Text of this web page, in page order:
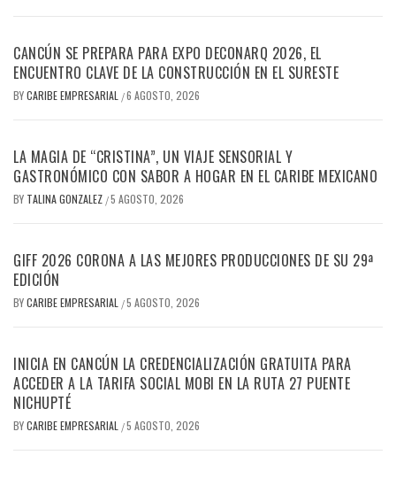
CANCÚN SE PREPARA PARA EXPO DECONARQ 2026, EL
ENCUENTRO CLAVE DE LA CONSTRUCCIÓN EN EL SURESTE
BYCARIBE EMPRESARIAL /6 AGOSTO, 2026
LA MAGIA DE “CRISTINA”, UN VIAJE SENSORIAL Y
GASTRONÓMICO CON SABOR A HOGAR EN EL CARIBE MEXICANO
BY TALINA GONZALEZ /5 AGOSTO, 2026
GIFF 2026 CORONA A LAS MEJORES PRODUCCIONES DE SU 29ª
EDICIÓN
BYCARIBE EMPRESARIAL /5 AGOSTO, 2026
INICIA EN CANCÚN LA CREDENCIALIZACIÓN GRATUITA PARA
ACCEDER A LA TARIFA SOCIAL MOBI EN LA RUTA 27 PUENTE
NICHUPTÉ
BYCARIBE EMPRESARIAL /5 AGOSTO, 2026